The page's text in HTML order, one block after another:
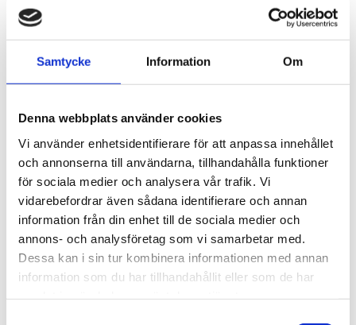
Samtycke Information Om
Denna webbplats använder cookies
Vi använder enhetsidentifierare för att anpassa innehållet
och annonserna till användarna, tillhandahålla funktioner
för sociala medier och analysera vår trafik. Vi
vidarebefordrar även sådana identifierare och annan
information från din enhet till de sociala medier och
annons- och analysföretag som vi samarbetar med.
Dessa kan i sin tur kombinera informationen med annan
information som du har tillhandahållit eller som de har
Storsäljande
takcykelhållare
2 395kr
2 595kr
Horisontell kajakhållare
1 495kr
3 145kr
Lägg till i favoriter
POPULÄRAST!
Lägg